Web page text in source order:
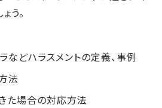
う。
などハラスメントの定義、事例
法
た場合の対応方法